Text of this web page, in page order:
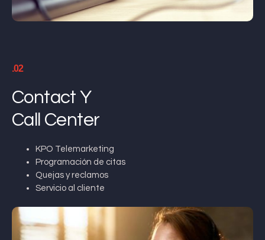
.02
Contact Y
Call Center
KPO Telemarketing
Programación de citas
Quejas y reclamos
Servicio al cliente